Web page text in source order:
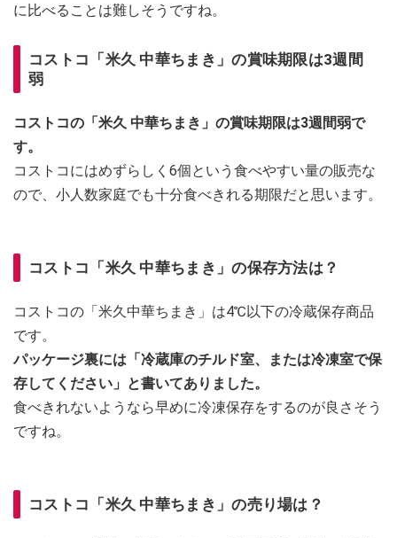
に比べることは難しそうですね。
コストコ「米久 中華ちまき」の賞味期限は3週間
弱
コストコの「米久 中華ちまき」の賞味期限は3週間弱で
す。
コストコにはめずらしく6個という食べやすい量の販売な
ので、小人数家庭でも十分食べきれる期限だと思います。
コストコ「米久 中華ちまき」の保存方法は？
コストコの「米久中華ちまき」は4℃以下の冷蔵保存商品
です。
パッケージ裏には「冷蔵庫のチルド室、または冷凍室で保
存してください」と書いてありました。
食べきれないようなら早めに冷凍保存をするのが良さそう
ですね。
コストコ「米久 中華ちまき」の売り場は？